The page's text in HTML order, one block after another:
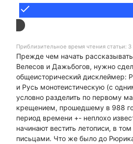
done
Приблизительное время чтения статьи:
Прежде чем начать
Велесов и Дажьбогов, нужно
общеисторический дисклеймер:
и Русь монотеистическую (с
условно разделить по первому
крещением, прошедшему в 988
период времени +- неплохо
начинают вестить летописи, в
письцами. Что же было до